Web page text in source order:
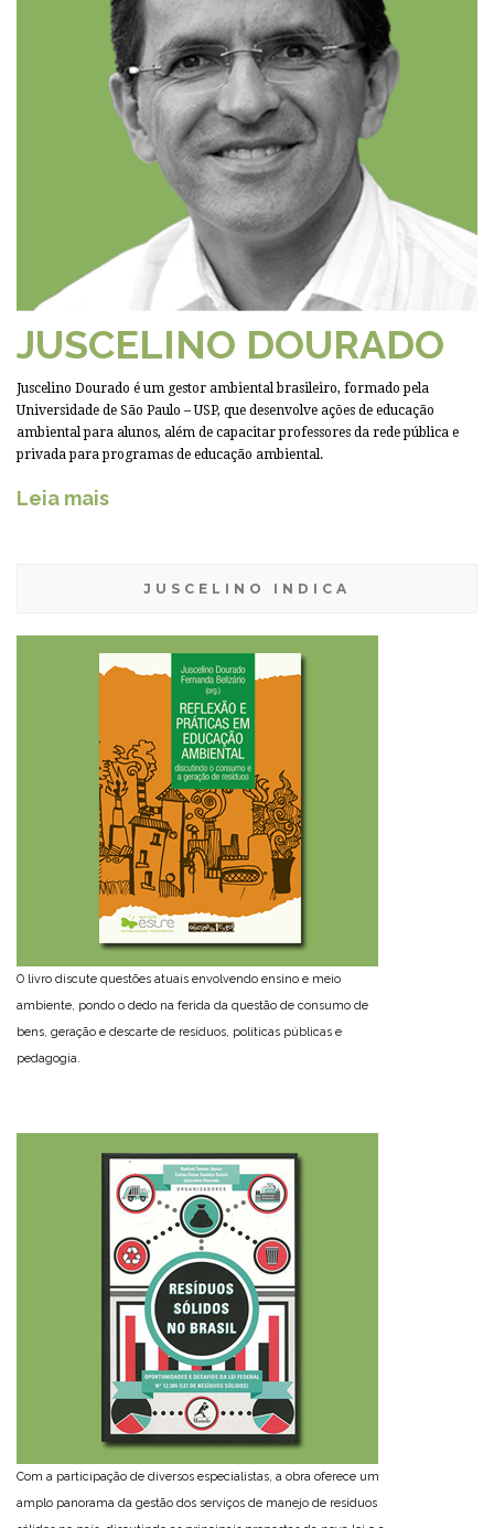
JUSCELINO DOURADO
Juscelino Dourado é um gestor ambiental brasileiro, formado pela
Universidade de São Paulo – USP, que desenvolve ações de educação
ambiental para alunos, além de capacitar professores da rede pública e
privada para programas de educação ambiental.
Leia mais
JUSCELINO INDICA
O livro discute questões atuais envolvendo ensino e meio
ambiente, pondo o dedo na ferida da questão de consumo de
bens, geração e descarte de resíduos, políticas públicas e
pedagogia.
Com a participação de diversos especialistas, a obra oferece um
amplo panorama da gestão dos serviços de manejo de resíduos